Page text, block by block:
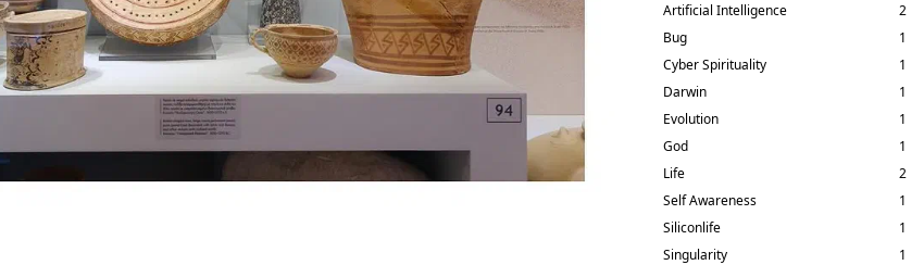
Artificial Intelligence
2
Bug
1
Cyber Spirituality
1
Darwin
1
Evolution
1
God
1
Life
2
Self Awareness
1
Siliconlife
1
Singularity
1